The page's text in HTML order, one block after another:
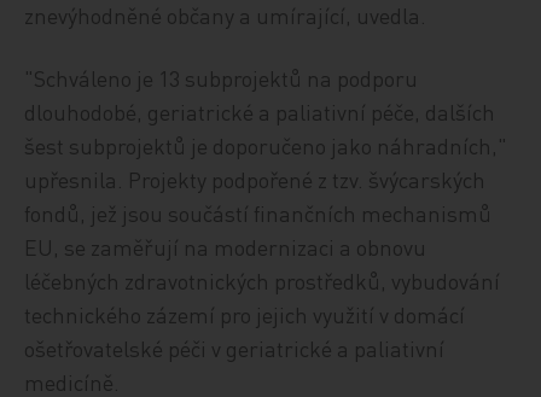
znevýhodněné občany a umírající, uvedla.
"Schváleno je 13 subprojektů na podporu
dlouhodobé, geriatrické a paliativní péče, dalších
šest subprojektů je doporučeno jako náhradních,"
upřesnila. Projekty podpořené z tzv. švýcarských
fondů, jež jsou součástí finančních mechanismů
EU, se zaměřují na modernizaci a obnovu
léčebných zdravotnických prostředků, vybudování
technického zázemí pro jejich využití v domácí
ošetřovatelské péči v geriatrické a paliativní
medicíně.